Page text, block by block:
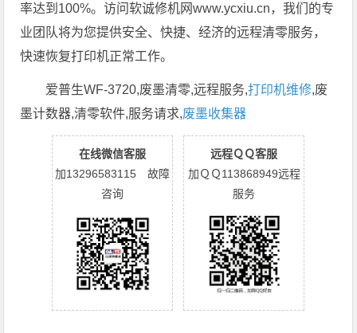
率达到100%。访问软诚修机网www.ycxiu.cn，我们的专
业团队将为您提供安全、快捷、经济的远程清零服务，
快速恢复打印机正常工作。
爱普生WF-3720,废墨清零,远程服务,打印机维修,废
墨计数器,清零软件,服务请求,废墨收集器
在线微信客服
加13296583115 故障
咨询
远程ＱＱ客服
加ＱＱ113868949远程
服务